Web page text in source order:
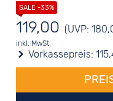
119,00 (UVP:
inkl. MwSt.
Vorkassepreis: